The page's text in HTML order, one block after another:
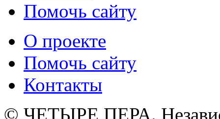
Помочь сайту
О проекте
Помочь сайту
Контакты
© ЧЕТЫРЕ ПЕРА.